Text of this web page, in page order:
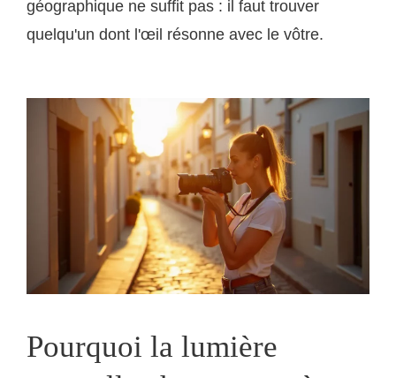
géographique ne suffit pas : il faut trouver
quelqu'un dont l'œil résonne avec le vôtre.
Pourquoi la lumière